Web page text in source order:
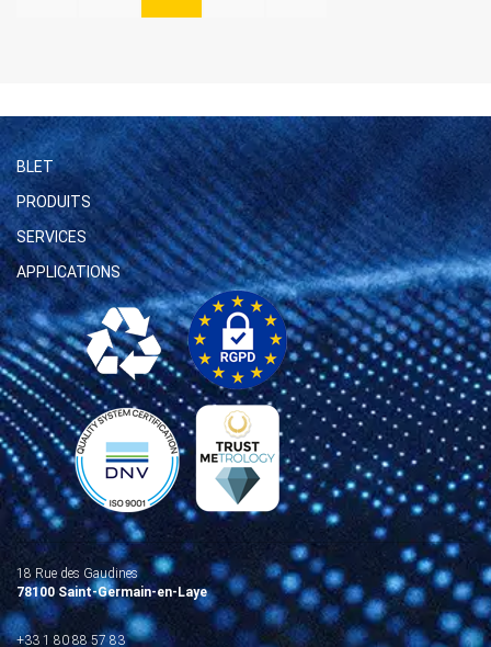
BLET
PRODUITS
SERVICES
APPLICATIONS
18 Rue des Gaudines
78100 Saint-Germain-en-Laye
+33 1 80 88 57 83